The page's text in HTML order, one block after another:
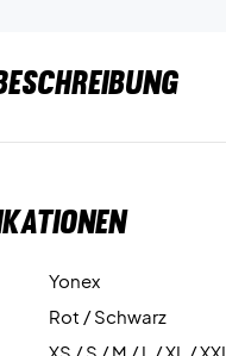
Yonex
Rot / Schwarz